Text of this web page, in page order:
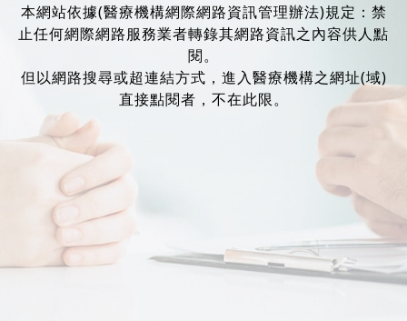
本網站依據(醫療機構網際網路資訊管理辦法)規定：禁
止任何網際網路服務業者轉錄其網路資訊之內容供人點
閱。
但以網路搜尋或超連結方式，進入醫療機構之網址(域)
直接點閱者，不在此限。